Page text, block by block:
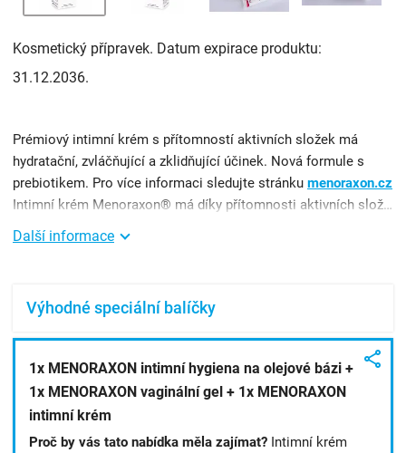
Kosmetický přípravek. Datum expirace produktu:
31.12.2036.
Prémiový intimní krém s přítomností aktivních složek má
hydratační, zvláčňující a zklidňující účinek. Nová formule s
prebiotikem. Pro více informaci sledujte stránku menoraxon.cz
Intimní krém Menoraxon® má díky přítomnosti aktivních složek hydratační*, zvláčňující a zklidňující účinek. ...
Další informace
Výhodné speciální balíčky
1x MENORAXON intimní hygiena na olejové bázi +
1x MENORAXON vaginální gel + 1x MENORAXON
intimní krém
Proč by vás tato nabídka měla zajímat? Intimní krém